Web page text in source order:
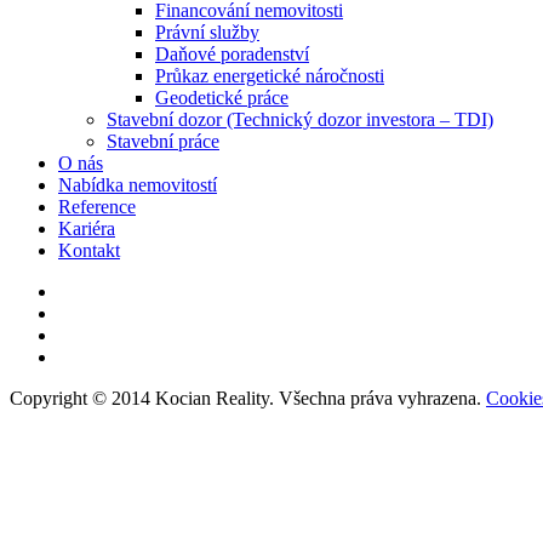
Financování nemovitosti
Právní služby
Daňové poradenství
Průkaz energetické náročnosti
Geodetické práce
Stavební dozor (Technický dozor investora – TDI)
Stavební práce
O nás
Nabídka nemovitostí
Reference
Kariéra
Kontakt
Copyright © 2014 Kocian Reality. Všechna práva vyhrazena.